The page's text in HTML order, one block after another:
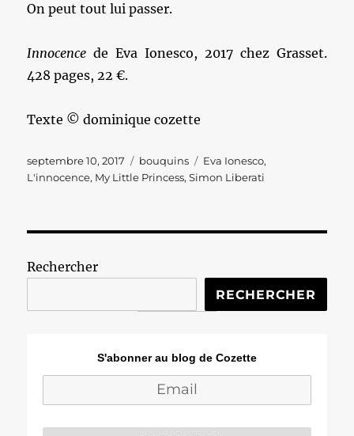
On peut tout lui passer.
Innocence de Eva Ionesco, 2017 chez Grasset.
428 pages, 22 €.
Texte © dominique cozette
Publié
le
septembre 10, 2017 Catégories
bouquins Étiquettes
Eva Ionesco,
L'innocence, My Little Princess,Simon Liberati
Rechercher
RECHERCHER
S'abonner au blog de Cozette